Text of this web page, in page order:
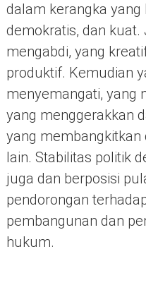
dalam kerangka
demokratis, dan
mengabdi, yang
produktif. Kemudian
menyemangati, yang
yang menggerakkan
yang membangkitkan
lain. Stabilitas politik
juga dan berposisi
pendorongan
pembangunan dan
hukum.